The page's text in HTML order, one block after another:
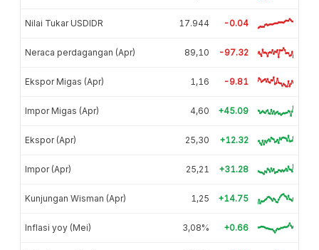
Nilai Tukar USDIDR 17.944 -0.04
Neraca perdagangan (Apr) 89,10 -97.32
Ekspor Migas (Apr) 1,16 -9.81
Impor Migas (Apr) 4,60 +45.09
Ekspor (Apr) 25,30 +12.32
Impor (Apr) 25,21 +31.28
Kunjungan Wisman (Apr) 1,25 +14.75
Inflasi yoy (Mei) 3,08% +0.66